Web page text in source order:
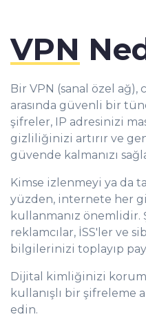
VPN
Bir VPN (sanal özel ağ),
arasında güvenli bir
şifreler, IP adresinizi
gizliliğinizi artırır ve
güvende kalmanızı
Kimse izlenmeyi ya da
yüzden, internete her
kullanmanız önemlidir.
reklamcılar, İSS'ler ve
bilgilerinizi toplayıp
Dijital kimliğinizi
kullanışlı bir şifreleme
edin.